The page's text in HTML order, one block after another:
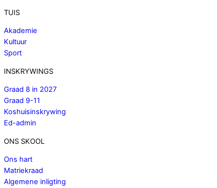
TUIS
Akademie
Kultuur
Sport
INSKRYWINGS
Graad 8 in 2027
Graad 9-11
Koshuisinskrywing
Ed-admin
ONS SKOOL
Ons hart
Matriekraad
Algemene inligting